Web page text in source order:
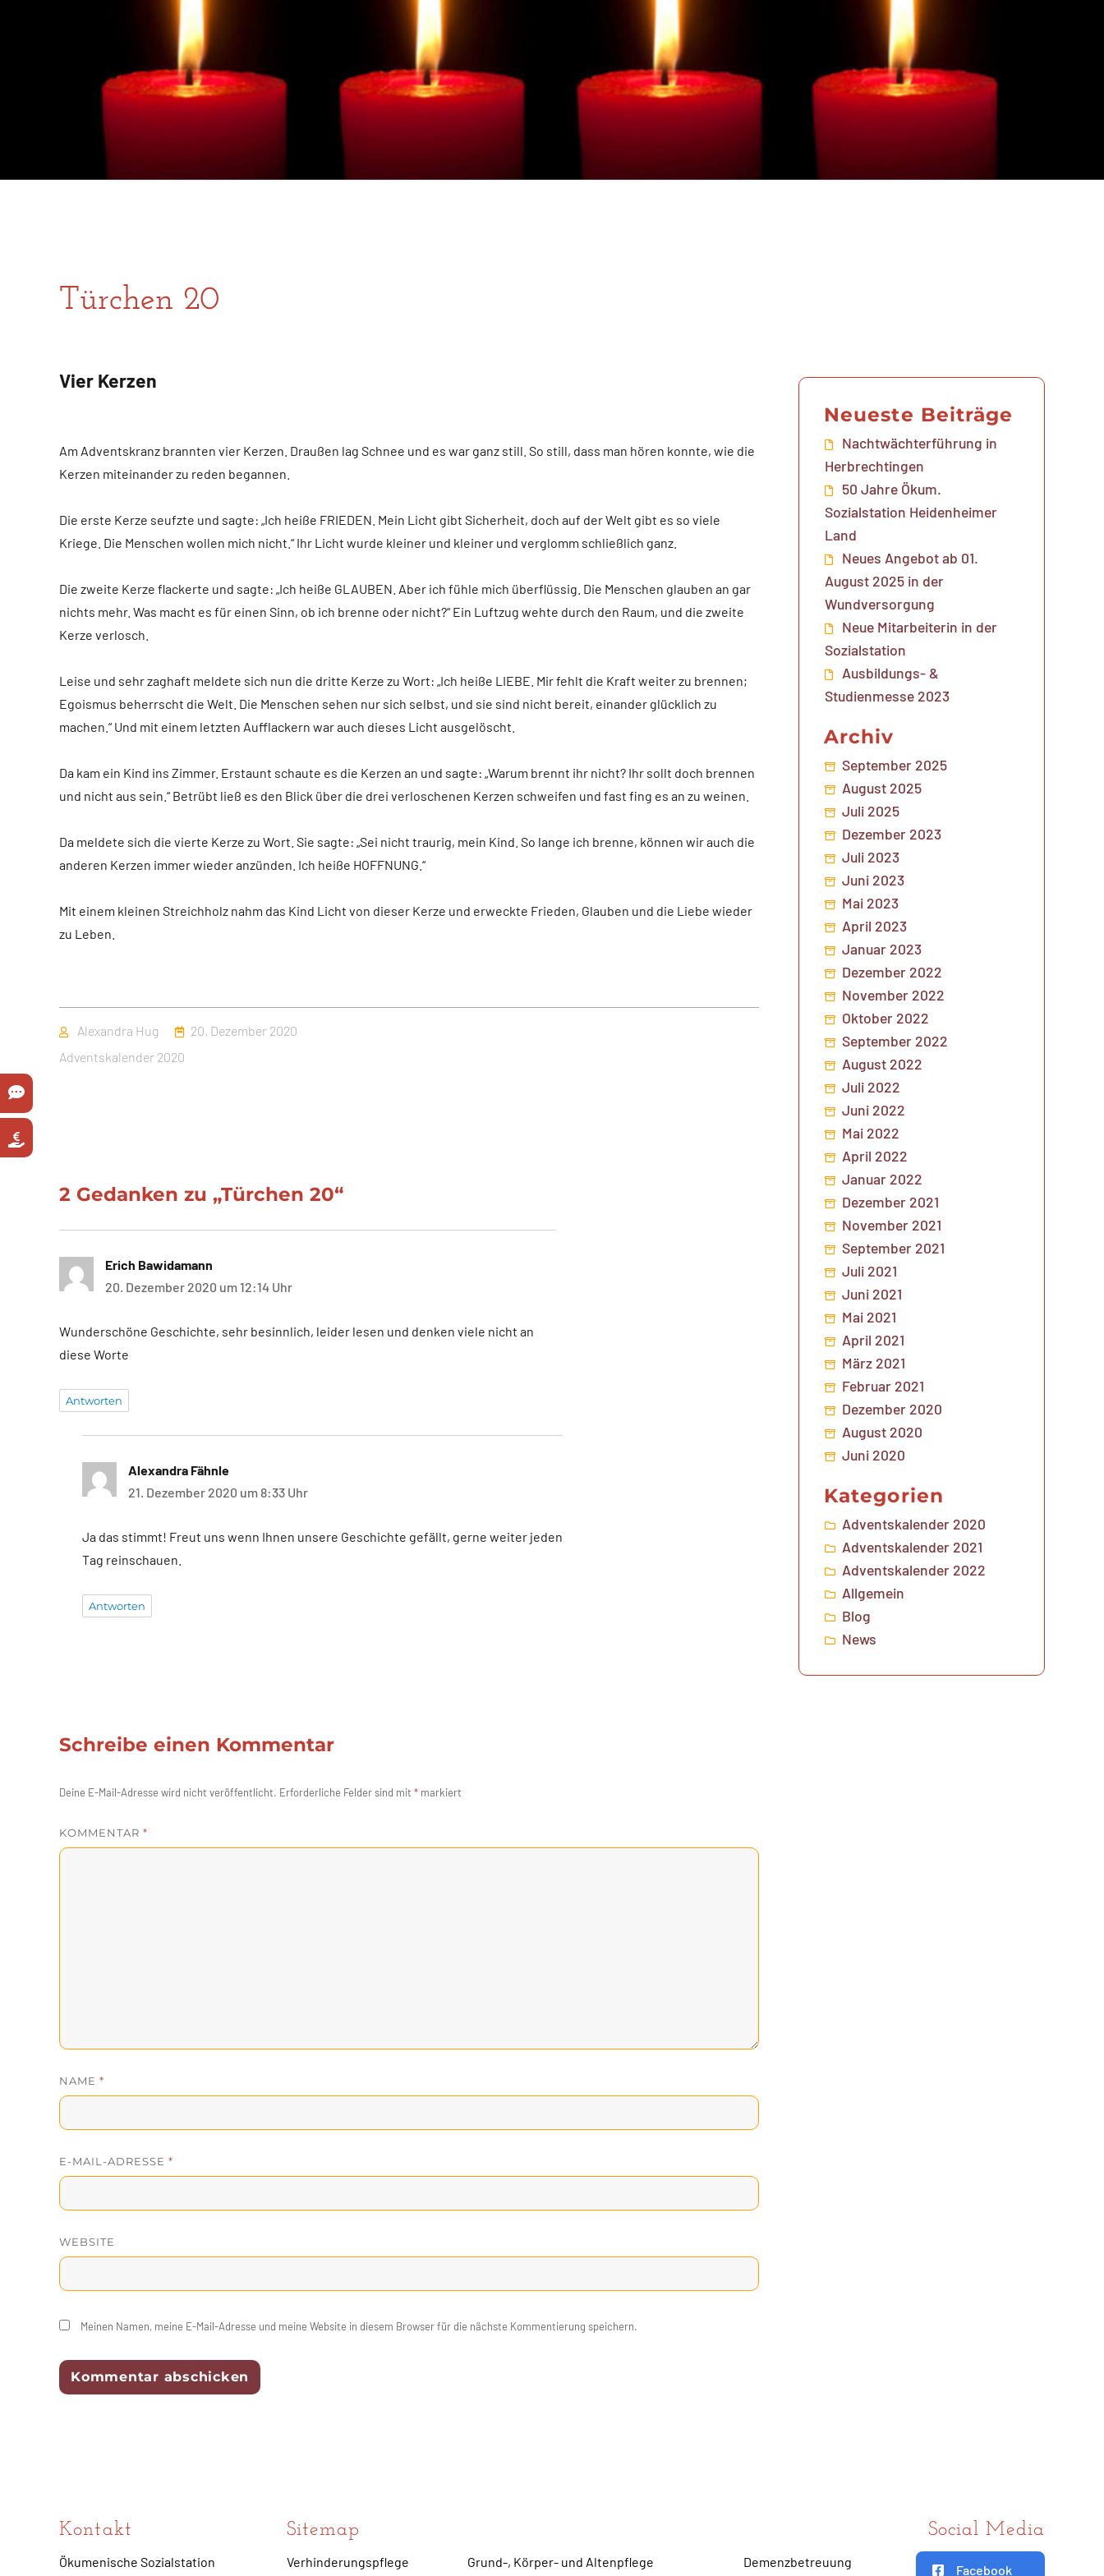
Türchen 20
Vier Kerzen
Am Adventskranz brannten vier Kerzen. Draußen lag Schnee und es war ganz still. So still, dass man hören konnte, wie die
Kerzen miteinander zu reden begannen.
Die erste Kerze seufzte und sagte: „Ich heiße FRIEDEN. Mein Licht gibt Sicherheit, doch auf der Welt gibt es so viele
Kriege. Die Menschen wollen mich nicht.“ Ihr Licht wurde kleiner und kleiner und verglomm schließlich ganz.
Die zweite Kerze flackerte und sagte: „Ich heiße GLAUBEN. Aber ich fühle mich überflüssig. Die Menschen glauben an gar
nichts mehr. Was macht es für einen Sinn, ob ich brenne oder nicht?“ Ein Luftzug wehte durch den Raum, und die zweite
Kerze verlosch.
Leise und sehr zaghaft meldete sich nun die dritte Kerze zu Wort: „Ich heiße LIEBE. Mir fehlt die Kraft weiter zu brennen;
Egoismus beherrscht die Welt. Die Menschen sehen nur sich selbst, und sie sind nicht bereit, einander glücklich zu
machen.“ Und mit einem letzten Aufflackern war auch dieses Licht ausgelöscht.
Da kam ein Kind ins Zimmer. Erstaunt schaute es die Kerzen an und sagte: „Warum brennt ihr nicht? Ihr sollt doch brennen
und nicht aus sein.“ Betrübt ließ es den Blick über die drei verloschenen Kerzen schweifen und fast fing es an zu weinen.
Da meldete sich die vierte Kerze zu Wort. Sie sagte: „Sei nicht traurig, mein Kind. So lange ich brenne, können wir auch die
anderen Kerzen immer wieder anzünden. Ich heiße HOFFNUNG.“
Mit einem kleinen Streichholz nahm das Kind Licht von dieser Kerze und erweckte Frieden, Glauben und die Liebe wieder
zu Leben.
Autor
Alexandra Hug
Veröffentlicht
20. Dezember 2020
Kategorien
Adventskalender 2020
2 Gedanken zu „Türchen 20“
Erich Bawidamann
20. Dezember 2020 um 12:14 Uhr
Wunderschöne Geschichte, sehr besinnlich, leider lesen und denken viele nicht an
diese Worte
Antworten
Alexandra Fähnle
21. Dezember 2020 um 8:33 Uhr
Ja das stimmt! Freut uns wenn Ihnen unsere Geschichte gefällt, gerne weiter jeden
Tag reinschauen.
Antworten
Schreibe einen Kommentar
Deine E-Mail-Adresse wird nicht veröffentlicht. Erforderliche Felder sind mit * markiert
KOMMENTAR *
NAME *
E-MAIL-ADRESSE *
WEBSITE
Meinen Namen, meine E-Mail-Adresse und meine Website in diesem Browser für die nächste Kommentierung speichern.
Kontakt
Ökumenische Sozialstation
Sitemap
Verhinderungspflege
Grund-, Körper- und Altenpflege
Demenzbetreuung
Social Media
Facebook
Neueste Beiträge
Nachtwächterführung in
Herbrechtingen
50 Jahre Ökum.
Sozialstation Heidenheimer
Land
Neues Angebot ab 01.
August 2025 in der
Wundversorgung
Neue Mitarbeiterin in der
Sozialstation
Ausbildungs- &
Studienmesse 2023
Archiv
September 2025
August 2025
Juli 2025
Dezember 2023
Juli 2023
Juni 2023
Mai 2023
April 2023
Januar 2023
Dezember 2022
November 2022
Oktober 2022
September 2022
August 2022
Juli 2022
Juni 2022
Mai 2022
April 2022
Januar 2022
Dezember 2021
November 2021
September 2021
Juli 2021
Juni 2021
Mai 2021
April 2021
März 2021
Februar 2021
Dezember 2020
August 2020
Juni 2020
Kategorien
Adventskalender 2020
Adventskalender 2021
Adventskalender 2022
Allgemein
Blog
News